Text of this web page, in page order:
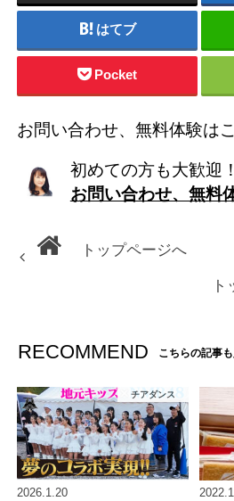
はてブ
Pocket
お問い合わせ、無料体験は
初めての方も大歓迎！
お問い合わせ、無料
トップページへ
RECOMMEND こちらの記事も
チアダンス
2026.1.20